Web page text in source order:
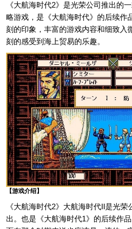
《大航海时代2》是光荣公司推出的
略游戏，是《大航海时代》的后续作
刻的印象，丰富的游戏内容和细致入
刻的感受到海上贸易的乐趣。
【游戏介绍】
《大航海时代2》大航海时代II是光
出。也是《大航海时代1》的后续作